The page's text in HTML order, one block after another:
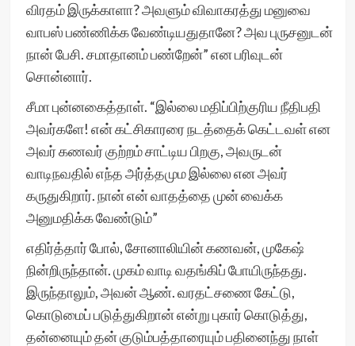
விரதம் இருக்காளா? அவளும் விவாகரத்து மனுவை
வாபஸ் பண்ணிக்க வேண்டியதுதானே? அவ புருசனுடன்
நான் பேசி. சமாதானம் பண்றேன்” என பரிவுடன்
சொன்னார்.
சீமா புன்னகைத்தாள். “இல்லை மதிப்பிற்குரிய நீதிபதி
அவர்களே! என் கட்சிகாரரை நடத்தைக் கெட்டவள் என
அவர் கணவர் குற்றம் சாட்டிய பிறகு, அவருடன்
வாடிநவதில் எந்த அர்த்தமும இல்லை என அவர்
கருதுகிறார். நான் என் வாதத்தை முன் வைக்க
அனுமதிக்க வேண்டும்”
எதிர்த்தார் போல், சோனாலியின் கணவன், முகேஷ்
நின்றிருந்தான். முகம் வாடி வதங்கிப் போயிருந்தது.
இருந்தாலும், அவன் ஆண். வரதட்சணை கேட்டு,
கொடுமைப் படுத்துகிறான் என்று புகார் கொடுத்து,
தன்னையும் தன் குடும்பத்தாரையும் பதினைந்து நாள்